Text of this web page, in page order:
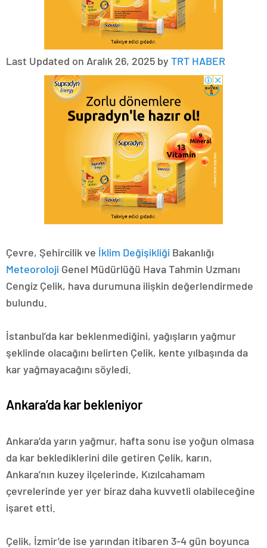
Last Updated on Aralık 26, 2025 by TRT HABER
Çevre, Şehircilik ve İklim Değişikliği Bakanlığı
Meteoroloji Genel Müdürlüğü Hava Tahmin Uzmanı
Cengiz Çelik, hava durumuna ilişkin değerlendirmede
bulundu.
İstanbul’da kar beklenmediğini, yağışların yağmur
şeklinde olacağını belirten Çelik, kente yılbaşında da
kar yağmayacağını söyledi.
Ankara’da kar bekleniyor
Ankara’da yarın yağmur, hafta sonu ise yoğun olmasa
da kar beklediklerini dile getiren Çelik, karın,
Ankara’nın kuzey ilçelerinde, Kızılcahamam
çevrelerinde yer yer biraz daha kuvvetli olabileceğine
işaret etti.
Çelik, İzmir’de ise yarından itibaren 3-4 gün boyunca